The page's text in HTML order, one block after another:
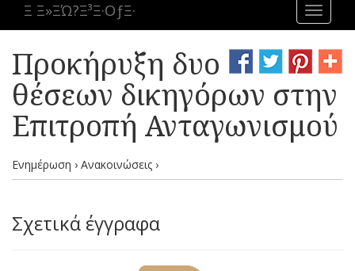
Toggle
Ξ Ξ»ΞΏ?Ξ³Ξ·ΟƒΞ·
Προκήρυξη δυο
θέσεων δικηγόρων στην
Επιτροπή Ανταγωνισμού
Ενημέρωση › Ανακοινώσεις ›
Σχετικά έγγραφα